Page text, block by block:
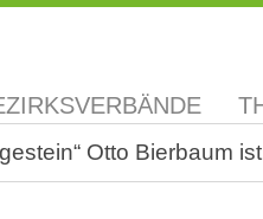
Otto Bierbaum